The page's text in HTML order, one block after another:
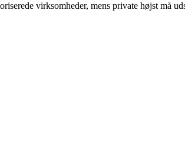
virksomheder, mens private højst må